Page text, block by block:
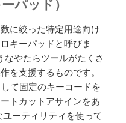
パッド）
に絞った特定用途向け
キーパッドと呼びま
なやたらツールがたくさ
を支援するものです。
て固定のキーコードを
トカットアサインをあ
ーティリティを使って